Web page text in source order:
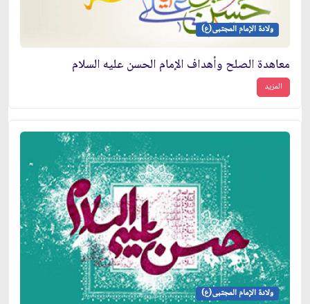
ولادة الإمام المجتبى(ع)
معاهدة الصلح وأهداف الإمام الحسن عليه السلام
المزيد
ولادة الإمام المجتبى(ع)